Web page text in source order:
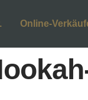
Online-